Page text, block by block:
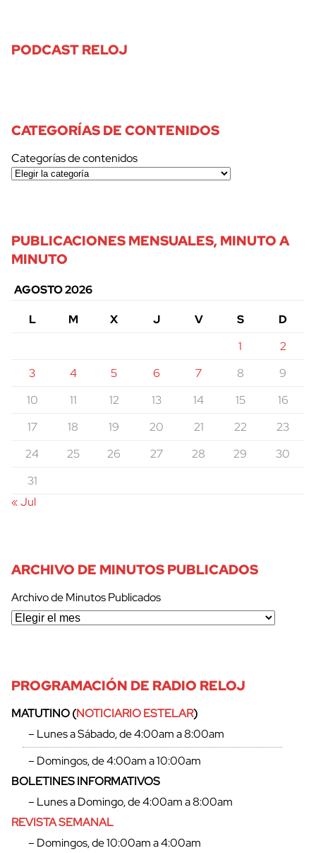
cerrar
PODCAST RELOJ
CATEGORÍAS DE CONTENIDOS
Categorías de contenidos
PUBLICACIONES MENSUALES, MINUTO A
MINUTO
AGOSTO 2026
L
M X J V S
D
1
2
3
4 5 6 7 8
9
10
11 12 13 14 15
16
17
18 19 20 21 22
23
24
25 26 27 28 29
30
31
« Jul
ARCHIVO DE MINUTOS PUBLICADOS
Archivo de Minutos Publicados
PROGRAMACIÓN DE RADIO RELOJ
MATUTINO (NOTICIARIO ESTELAR)
– Lunes a Sábado, de 4:00am a 8:00am
– Domingos, de 4:00am a 10:00am
BOLETINES INFORMATIVOS
– Lunes a Domingo, de 4:00am a 8:00am
REVISTA SEMANAL
– Domingos, de 10:00am a 4:00am